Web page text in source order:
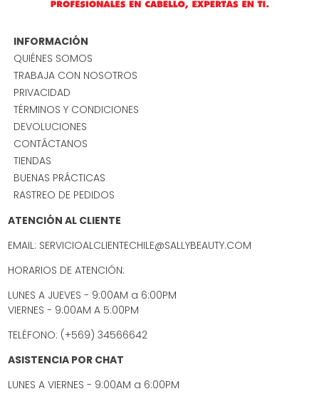
INFORMACIÓN
QUIÉNES SOMOS
TRABAJA CON NOSOTROS
PRIVACIDAD
TÉRMINOS Y CONDICIONES
DEVOLUCIONES
CONTÁCTANOS
TIENDAS
BUENAS PRÁCTICAS
RASTREO DE PEDIDOS
ATENCIÓN AL CLIENTE
EMAIL: SERVICIOALCLIENTECHILE@SALLYBEAUTY.COM
HORARIOS DE ATENCIÓN:
LUNES A JUEVES - 9:00AM a 6:00PM
VIERNES - 9:00AM A 5:00PM
TELÉFONO: (+569) 34566642
ASISTENCIA POR CHAT
LUNES A VIERNES - 9:00AM a 6:00PM